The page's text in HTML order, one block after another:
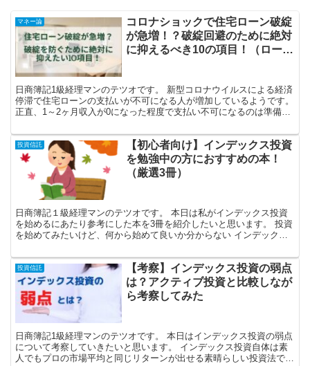
マネー論
コロナショックで住宅ローン破綻
が急増！？破綻回避のために絶対
に抑えるべき10の項目！（ローン
日商簿記1級経理マンのテツオです。 新型コロナウイルスによる経済
停滞で住宅ローンの支払いが不可になる人が増加しているようです。
正直、1～2ヶ月収入が0になった程度で支払い不可になるのは準備不
投資信託
【初心者向け】インデックス投資
を勉強中の方におすすめの本！
（厳選3冊）
日商簿記１級経理マンのテツオです。 本日は私がインデックス投資
を始めるにあたり参考にした本を3冊を紹介したいと思います。 投資
を始めてみたいけど、何から始めて良いか分からない インデックス
投資信託
【考察】インデックス投資の弱点
は？アクティブ投資と比較しなが
ら考察してみた
日商簿記1級経理マンのテツオです。 本日はインデックス投資の弱点
について考察していきたいと思います。 インデックス投資自体は素
人でもプロの市場平均と同じリターンが出せる素晴らしい投資法です